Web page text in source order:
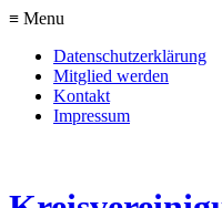
≡ Menu
Datenschutzerklärung
Mitglied werden
Kontakt
Impressum